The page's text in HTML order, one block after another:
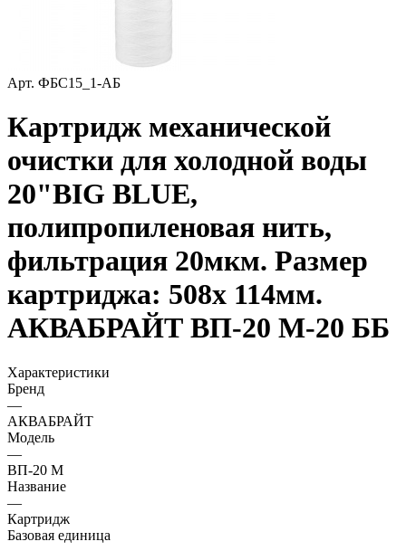
Арт. ФБС15_1-АБ
Картридж механической
очистки для холодной воды
20"BIG BLUE,
полипропиленовая нить,
фильтрация 20мкм. Размер
картриджа: 508х 114мм.
АКВАБРАЙТ ВП-20 М-20 ББ
Характеристики
Бренд
—
АКВАБРАЙТ
Модель
—
ВП-20 М
Название
—
Картридж
Базовая единица